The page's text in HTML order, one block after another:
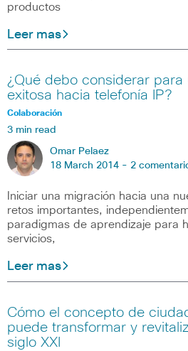
productos
Leer mas
¿Qué debo considerar para
exitosa hacia telefonía IP?
Colaboración
3 min read
Omar Pelaez
18 March 2014 - 2
Iniciar una migración hacia una
retos importantes,
paradigmas de aprendizaje para
servicios,
Leer mas
Cómo el concepto de
puede transformar y
siglo XXI